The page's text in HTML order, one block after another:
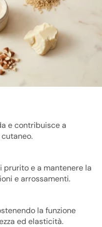
e contribuisce a
prurito e a mantenere la
e arrossamenti.
la funzione
ed elasticità.